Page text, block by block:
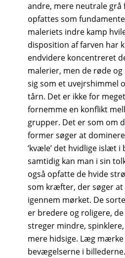
andre, mere neutrale grå
opfattes som
maleriets indre kamp
disposition af farven har
endvidere koncentreret
malerier, men de røde
sig som et uvejrshimmel
tårn. Det er ikke for
fornemme en konflikt
grupper. Det er som om
former søger at
‘kvæle’ det hvidlige islæt i
samtidig kan man i sin
også opfatte de hvide
som kræfter, der søger at
igennem mørket. De
er bredere og roligere,
streger mindre,
mere hidsige. Læg
bevægelserne i